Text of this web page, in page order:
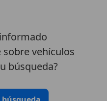
vehículos
búsqueda?